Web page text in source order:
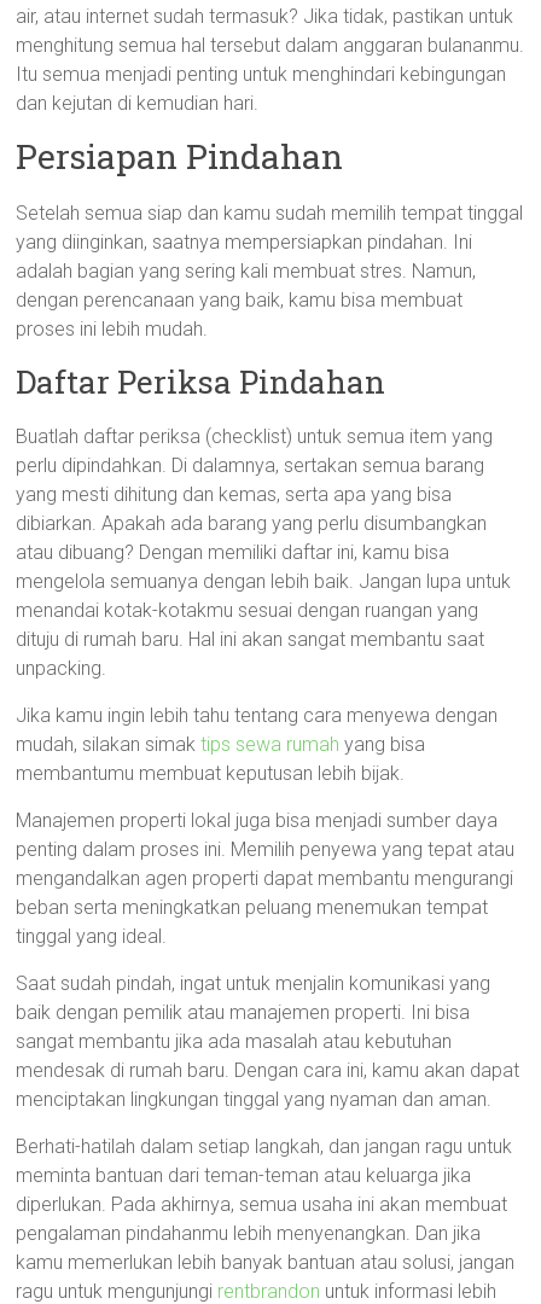
air, atau internet sudah termasuk? Jika tidak, pastikan untuk
menghitung semua hal tersebut dalam anggaran bulananmu.
Itu semua menjadi penting untuk menghindari kebingungan
dan kejutan di kemudian hari.
Persiapan Pindahan
Setelah semua siap dan kamu sudah memilih tempat tinggal
yang diinginkan, saatnya mempersiapkan pindahan. Ini
adalah bagian yang sering kali membuat stres. Namun,
dengan perencanaan yang baik, kamu bisa membuat
proses ini lebih mudah.
Daftar Periksa Pindahan
Buatlah daftar periksa (checklist) untuk semua item yang
perlu dipindahkan. Di dalamnya, sertakan semua barang
yang mesti dihitung dan kemas, serta apa yang bisa
dibiarkan. Apakah ada barang yang perlu disumbangkan
atau dibuang? Dengan memiliki daftar ini, kamu bisa
mengelola semuanya dengan lebih baik. Jangan lupa untuk
menandai kotak-kotakmu sesuai dengan ruangan yang
dituju di rumah baru. Hal ini akan sangat membantu saat
unpacking.
Jika kamu ingin lebih tahu tentang cara menyewa dengan
mudah, silakan simaktips sewa rumah yang bisa
membantumu membuat keputusan lebih bijak.
Manajemen properti lokal juga bisa menjadi sumber daya
penting dalam proses ini. Memilih penyewa yang tepat atau
mengandalkan agen properti dapat membantu mengurangi
beban serta meningkatkan peluang menemukan tempat
tinggal yang ideal.
Saat sudah pindah, ingat untuk menjalin komunikasi yang
baik dengan pemilik atau manajemen properti. Ini bisa
sangat membantu jika ada masalah atau kebutuhan
mendesak di rumah baru. Dengan cara ini, kamu akan dapat
menciptakan lingkungan tinggal yang nyaman dan aman.
Berhati-hatilah dalam setiap langkah, dan jangan ragu untuk
meminta bantuan dari teman-teman atau keluarga jika
diperlukan. Pada akhirnya, semua usaha ini akan membuat
pengalaman pindahanmu lebih menyenangkan. Dan jika
kamu memerlukan lebih banyak bantuan atau solusi, jangan
ragu untuk mengunjungi rentbrandon untuk informasi lebih